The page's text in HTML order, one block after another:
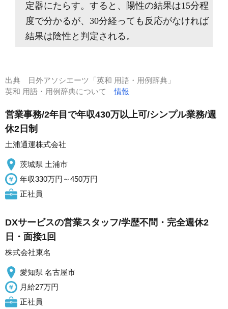
定器にたらす。すると、陽性の結果は15分程
度で分かるが、30分経っても反応がなければ
結果は陰性と判定される。
出典
日外アソシエーツ「英和 用語・用例辞典」
英和 用語・用例辞典について情報
営業事務/2年目で年収430万以上可/シンプル業務/週
休2日制
土浦通運株式会社
茨城県 土浦市
年収330万円～450万円
正社員
DXサービスの営業スタッフ/学歴不問・完全週休2
日・面接1回
株式会社東名
愛知県 名古屋市
月給27万円
正社員